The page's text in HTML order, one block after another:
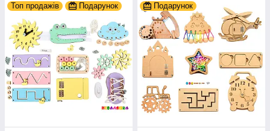
Топ продажів Подарунок Подарунок